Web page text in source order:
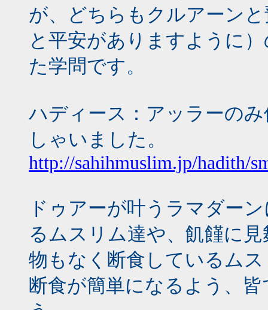
が、どちらもクルアーン
と平安がありますように
た学問です。
ハディース：アッラーの
しゃいました。
http://sahihmuslim.jp/hadith/
ドゥアーが叶うラマダー
るムスリム達や、飢饉に
物もなく断食しているム
断食が簡単になるよう、